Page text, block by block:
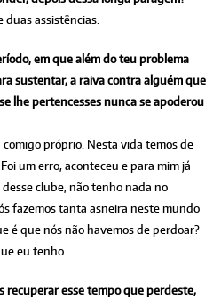
duas assistências.
em que além do teu problema
sustentar, a raiva contra alguém que
lhe pertencesses nunca se apoderou
comigo próprio. Nesta vida temos de
um erro, aconteceu e para mim já
clube, não tenho nada no
fazemos tanta asneira neste mundo
é que nós não havemos de perdoar?
eu tenho.
recuperar esse tempo que perdeste,